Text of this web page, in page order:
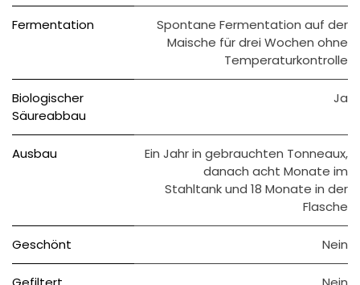
Fermentation
Spontane Fermentation auf der
Maische für drei Wochen ohne
Temperaturkontrolle
Biologischer
Säureabbau
Ja
Ausbau
Ein Jahr in gebrauchten Tonneaux,
danach acht Monate im
Stahltank und 18 Monate in der
Flasche
Geschönt Nein